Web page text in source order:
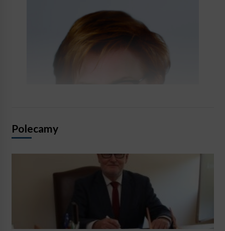
Polecamy